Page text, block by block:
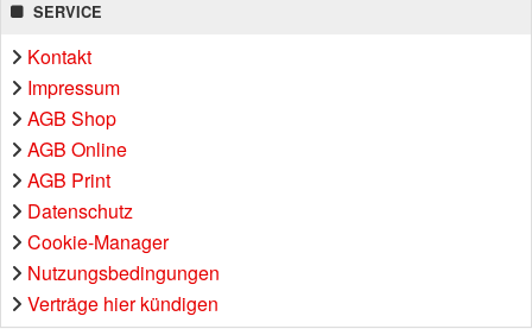
SERVICE
Kontakt
Impressum
AGB Shop
AGB Online
AGB Print
Datenschutz
Cookie-Manager
Nutzungsbedingungen
Verträge hier kündigen